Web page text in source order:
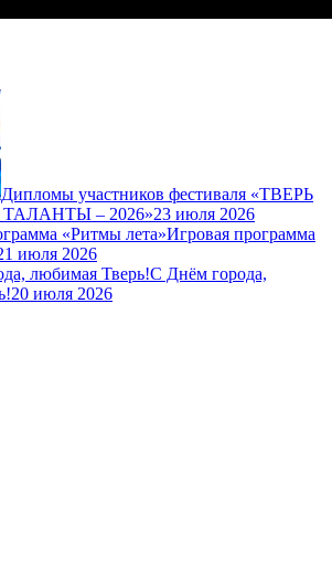
Дипломы участников фестиваля «ТВЕРЬ
– 2026»23 июля 2026
Игровая программа
июля 2026
С Днём города,
20 июля 2026